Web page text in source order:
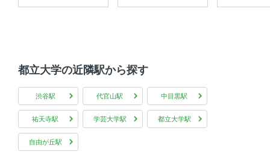
都立大学の近隣駅から探す
渋谷駅 代官山駅 中目黒駅
祐天寺駅 学芸大学駅 都立大学駅
自由が丘駅